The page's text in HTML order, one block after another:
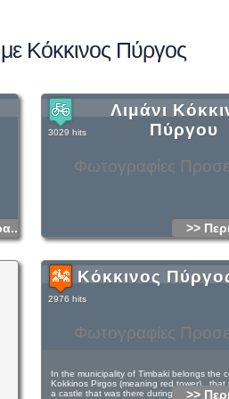
Κόκκινος Πύργος
Φωτογραφίες
Λιμάνι
Πύργου
3029 hits
>>
Φωτογραφίες
Κόκκινος
2976 hits
In the municipality of Timbaki belongs the
Kokkinos Pirgos (meaning red tower) , that
a castle that was there during the Middle
>>